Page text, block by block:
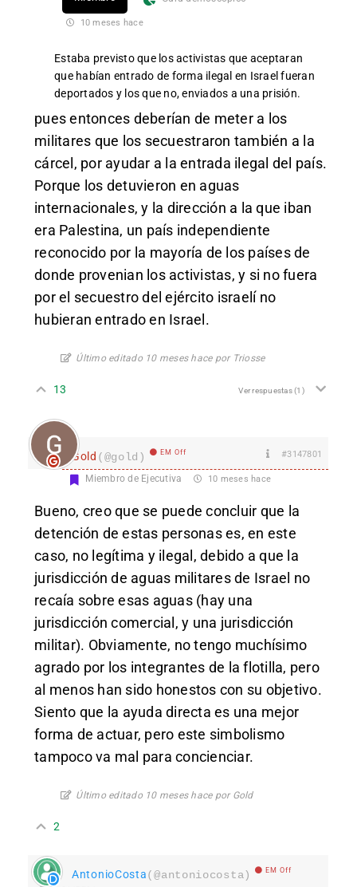
10 meses hace
Estaba previsto que los activistas que aceptaran
que habían entrado de forma ilegal en Israel fueran
deportados y los que no, enviados a una prisión.
pues entonces deberían de meter a los
militares que los secuestraron también a la
cárcel, por ayudar a la entrada ilegal del país.
Porque los detuvieron en aguas
internacionales, y la dirección a la que iban
era Palestina, un país independiente
reconocido por la mayoría de los países de
donde provenian los activistas, y si no fuera
por el secuestro del ejército israelí no
hubieran entrado en Israel.
Último editado 10 meses hace por Triosse
13 Ver respuestas(1)
Gold (@gold) EM Off #3147801
Miembro de Ejecutiva 10 meses hace
Bueno, creo que se puede concluir que la
detención de estas personas es, en este
caso, no legítima y ilegal, debido a que la
jurisdicción de aguas militares de Israel no
recaía sobre esas aguas (hay una
jurisdicción comercial, y una jurisdicción
militar). Obviamente, no tengo muchísimo
agrado por los integrantes de la flotilla, pero
al menos han sido honestos con su objetivo.
Siento que la ayuda directa es una mejor
forma de actuar, pero este simbolismo
tampoco va mal para concienciar.
Último editado 10 meses hace por Gold
2
AntonioCosta(@antoniocosta) EM Off